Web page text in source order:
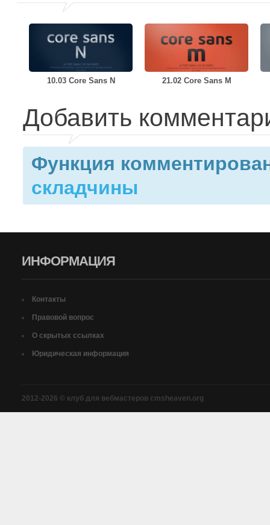
10.03 Core Sans N 21.02 Core Sans M
Добавить
Функция
складчины
ИНФОРМАЦИЯ
Контакты
Правовой вопрос
О скрытых ссылках
Юридическая информация
2012-2026 © клуб для вебмастеров cmsheaven.org